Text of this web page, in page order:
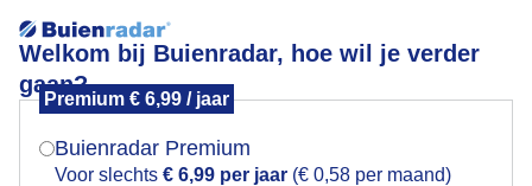
Welkom bij Buienradar, hoe wil je verder
gaan?
Premium € 6,99 / jaar
Buienradar Premium
Voor slechts € 6,99 per jaar (€ 0,58 per maand)
Wolken en Zon
Mogen we je locatie gebruiken voor het